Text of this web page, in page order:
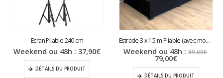
Ecran Pliable 240 cm
Weekend ou 48h : 37,90€
DÉTAILS DU PRODUIT
Estrade 3 x 1.5 m Pliable (avec moquette + jupe noires)
Weekend ou 48h :89,00€
79,00€Le
prix
actuel
DÉTAILS DU PRODUIT